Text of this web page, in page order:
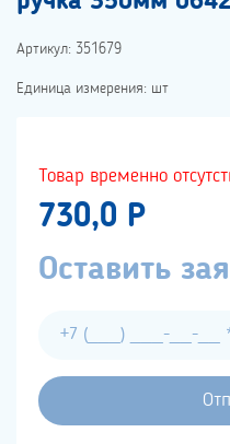
Артикул: 351679
Единица измерения: шт
Товар временно
730,0 P
Оставить